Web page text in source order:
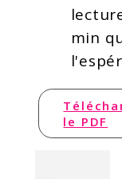
min
le PDF